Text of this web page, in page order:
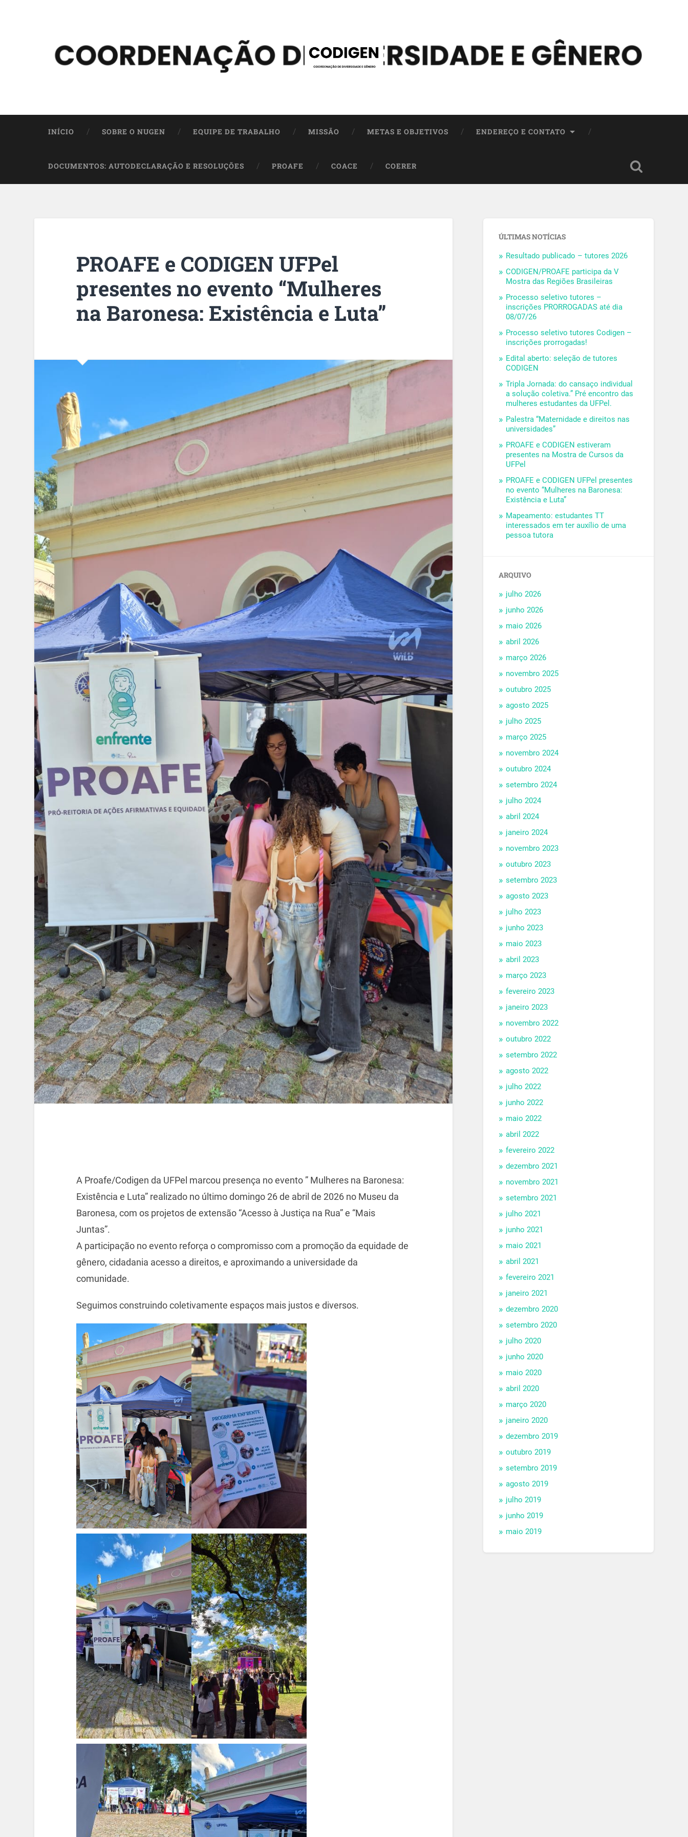
INÍCIO SOBRE O NUGEN EQUIPE DE TRABALHO MISSÃO METAS E OBJETIVOS ENDEREÇO E CONTATO
DOCUMENTOS: AUTODECLARAÇÃO E RESOLUÇÕES PROAFE COACE COERER
PROAFE e CODIGEN UFPel
presentes no evento “Mulheres
na Baronesa: Existência e Luta”
A Proafe/Codigen da UFPel marcou presença no evento ” Mulheres na Baronesa:
Existência e Luta” realizado no último domingo 26 de abril de 2026 no Museu da
Baronesa, com os projetos de extensão “Acesso à Justiça na Rua” e “Mais
Juntas”.
A participação no evento reforça o compromisso com a promoção da equidade de
gênero, cidadania acesso a direitos, e aproximando a universidade da
comunidade.
Seguimos construindo coletivamente espaços mais justos e diversos.
ÚLTIMAS NOTÍCIAS
Resultado publicado – tutores 2026
CODIGEN/PROAFE participa da V
Mostra das Regiões Brasileiras
Processo seletivo tutores –
inscrições PRORROGADAS até dia
08/07/26
Processo seletivo tutores Codigen –
inscrições prorrogadas!
Edital aberto: seleção de tutores
CODIGEN
Tripla Jornada: do cansaço individual
a solução coletiva.” Pré encontro das
mulheres estudantes da UFPel.
Palestra “Maternidade e direitos nas
universidades”
PROAFE e CODIGEN estiveram
presentes na Mostra de Cursos da
UFPel
PROAFE e CODIGEN UFPel presentes
no evento “Mulheres na Baronesa:
Existência e Luta”
Mapeamento: estudantes TT
interessados em ter auxílio de uma
pessoa tutora
ARQUIVO
julho 2026
junho 2026
maio 2026
abril 2026
março 2026
novembro 2025
outubro 2025
agosto 2025
julho 2025
março 2025
novembro 2024
outubro 2024
setembro 2024
julho 2024
abril 2024
janeiro 2024
novembro 2023
outubro 2023
setembro 2023
agosto 2023
julho 2023
junho 2023
maio 2023
abril 2023
março 2023
fevereiro 2023
janeiro 2023
novembro 2022
outubro 2022
setembro 2022
agosto 2022
julho 2022
junho 2022
maio 2022
abril 2022
fevereiro 2022
dezembro 2021
novembro 2021
setembro 2021
julho 2021
junho 2021
maio 2021
abril 2021
fevereiro 2021
janeiro 2021
dezembro 2020
setembro 2020
julho 2020
junho 2020
maio 2020
abril 2020
março 2020
janeiro 2020
dezembro 2019
outubro 2019
setembro 2019
agosto 2019
julho 2019
junho 2019
maio 2019